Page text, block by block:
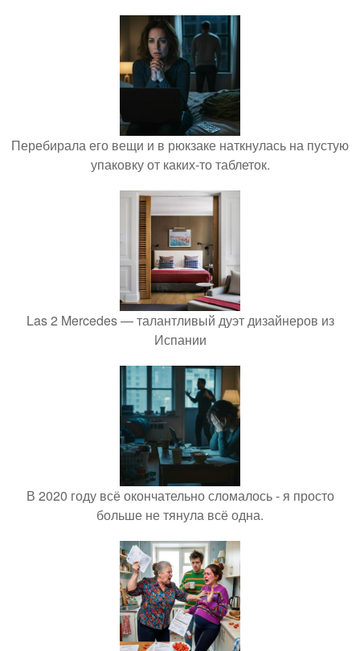
Перебирала его вещи и в рюкзаке наткнулась на пустую
упаковку от каких-то таблеток.
Las 2 Mercedes — талантливый дуэт дизайнеров из
Испании
В 2020 году всё окончательно сломалось - я просто
больше не тянула всё одна.